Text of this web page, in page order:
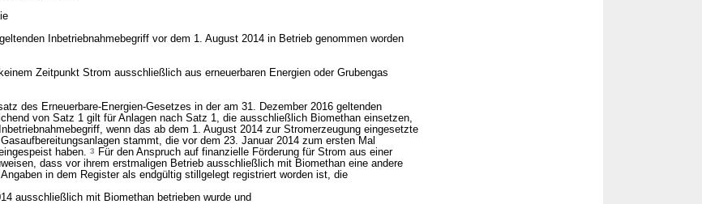
Inbetriebnahmebegriff vor dem 1. August 2014 in Betrieb genommen worden
Zeitpunkt Strom ausschließlich aus erneuerbaren Energien oder Grubengas
des Erneuerbare-Energien-Gesetzes in der am 31. Dezember 2016 geltenden
von Satz 1 gilt für Anlagen nach Satz 1, die ausschließlich Biomethan einsetzen,
wenn das ab dem 1. August 2014 zur Stromerzeugung eingesetzte
stammt, die vor dem 23. Januar 2014 zum ersten Mal
haben. 3
Für den Anspruch auf finanzielle Förderung für Strom aus einer
dass vor ihrem erstmaligen Betrieb ausschließlich mit Biomethan eine andere
in dem Register als endgültig stillgelegt registriert worden ist, die
ausschließlich mit Biomethan betrieben wurde und